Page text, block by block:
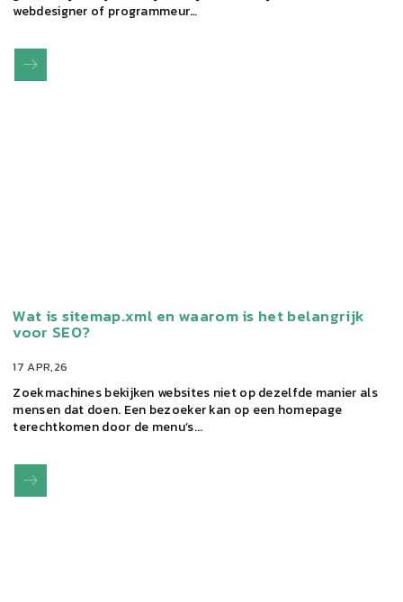
webdesigner of programmeur…
17 APR,26
Zoekmachines bekijken websites niet op dezelfde manier als
mensen dat doen. Een bezoeker kan op een homepage
terechtkomen door de menu’s...
Wat is sitemap.xml en waarom is het belangrijk
voor SEO?